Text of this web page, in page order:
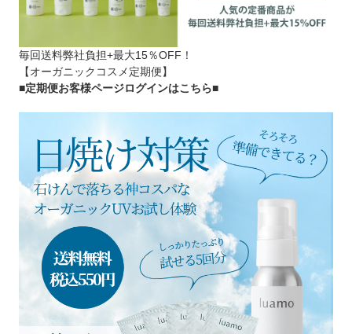
毎回送料弊社負担+最大15％OFF！
【オーガニックコスメ定期便】
■定期便お客様ページログインはこちら■